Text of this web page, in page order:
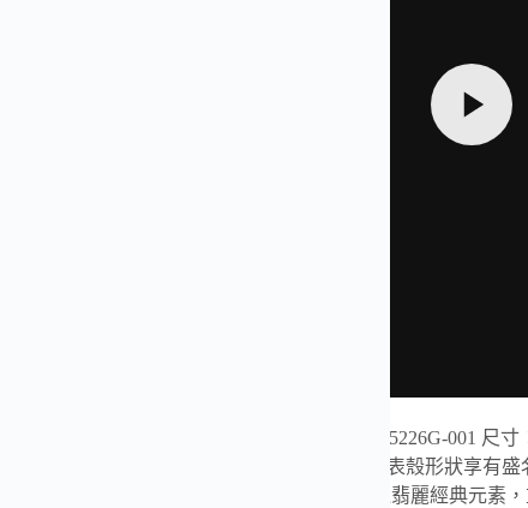
強夜光版本到貨——百達翡麗古典表系列Ref.5226G-001 尺寸
百達翡麗Calatrava系列表款便因其圓潤流暢的表殼形狀享有
表殼側緣雕飾巴黎釘紋。巴黎釘紋圖案是百達翡麗經典元素